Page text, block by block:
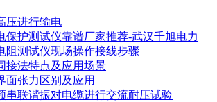
压进行输电
保护测试仪靠谱厂家推荐-武汉千旭电力
阻测试仪现场操作接线步骤
接法特点及应用场景
面张力区别及应用
串联谐振对电缆进行交流耐压试验